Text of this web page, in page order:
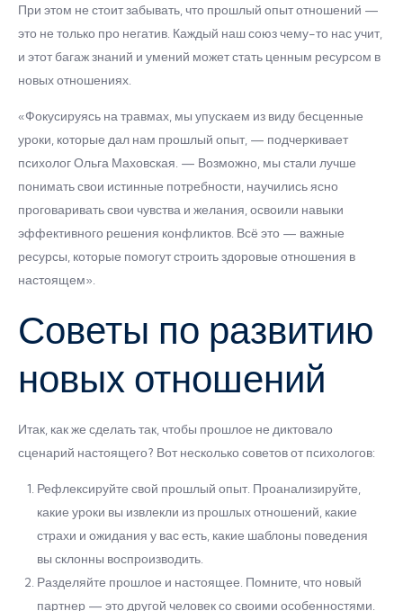
При этом не стоит забывать, что прошлый опыт отношений —
это не только про негатив. Каждый наш союз чему-то нас учит,
и этот багаж знаний и умений может стать ценным ресурсом в
новых отношениях.
«Фокусируясь на травмах, мы упускаем из виду бесценные
уроки, которые дал нам прошлый опыт, — подчеркивает
психолог Ольга Маховская. — Возможно, мы стали лучше
понимать свои истинные потребности, научились ясно
проговаривать свои чувства и желания, освоили навыки
эффективного решения конфликтов. Всё это — важные
ресурсы, которые помогут строить здоровые отношения в
настоящем».
Советы по развитию
новых отношений
Итак, как же сделать так, чтобы прошлое не диктовало
сценарий настоящего? Вот несколько советов от психологов:
Рефлексируйте свой прошлый опыт. Проанализируйте,
какие уроки вы извлекли из прошлых отношений, какие
страхи и ожидания у вас есть, какие шаблоны поведения
вы склонны воспроизводить.
Разделяйте прошлое и настоящее. Помните, что новый
партнер — это другой человек со своими особенностями.